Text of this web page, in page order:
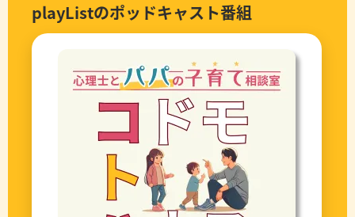
playListのポッドキャスト番組